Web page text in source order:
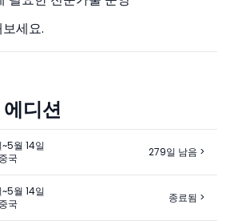
세요.
디션
월 14일
국
279일 남음 >
월 14일
국
종료됨 >